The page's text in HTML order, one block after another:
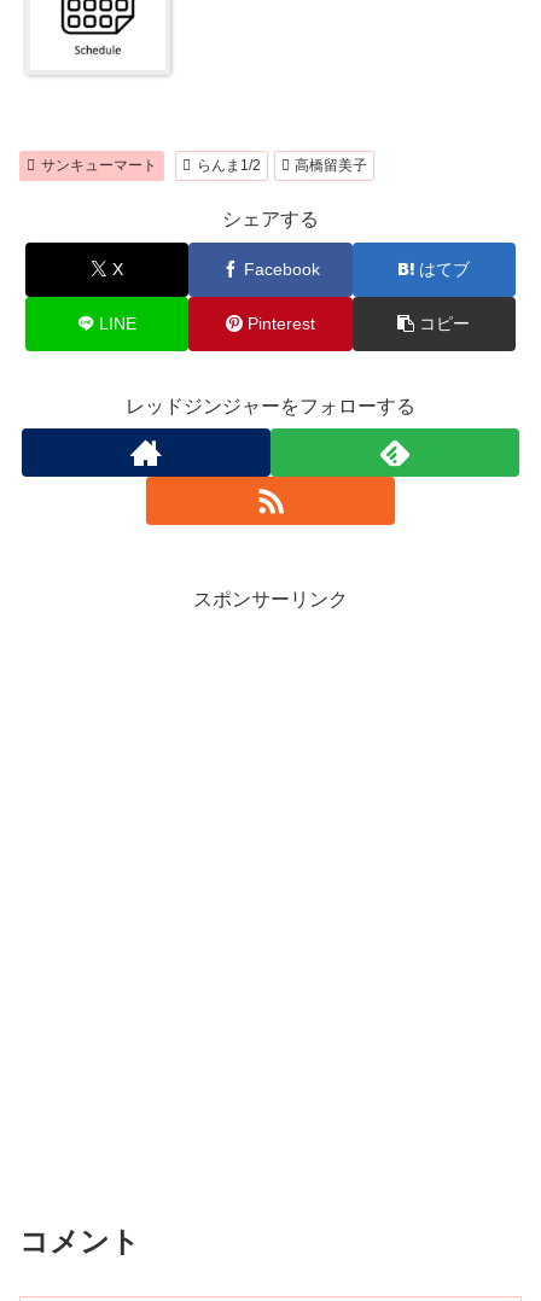
サンキューマート らんま1/2 高橋留美子
シェアする
X Facebook はてブ
LINE Pinterest コピー
レッドジンジャーをフォローする
スポンサーリンク
コメント